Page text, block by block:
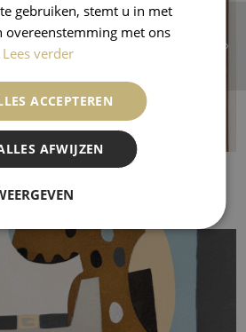
gebruiken, stemt u in met
overeenstemming met ons
Lees verder
ACCEPTEREN
AFWIJZEN